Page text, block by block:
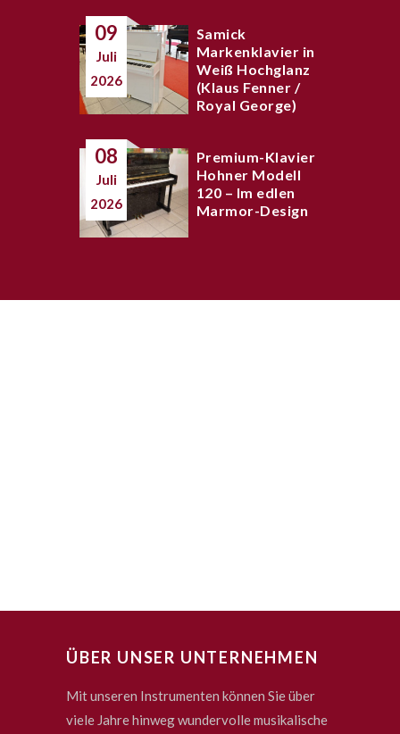
09
Juli
2026
Samick
Markenklavier in
Weiß Hochglanz
(Klaus Fenner /
Royal George)
08
Juli
2026
Premium-Klavier
Hohner Modell
120 – Im edlen
Marmor-Design
ÜBER UNSER UNTERNEHMEN
Mit unseren Instrumenten können Sie über
viele Jahre hinweg wundervolle musikalische